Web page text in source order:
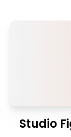
Studio